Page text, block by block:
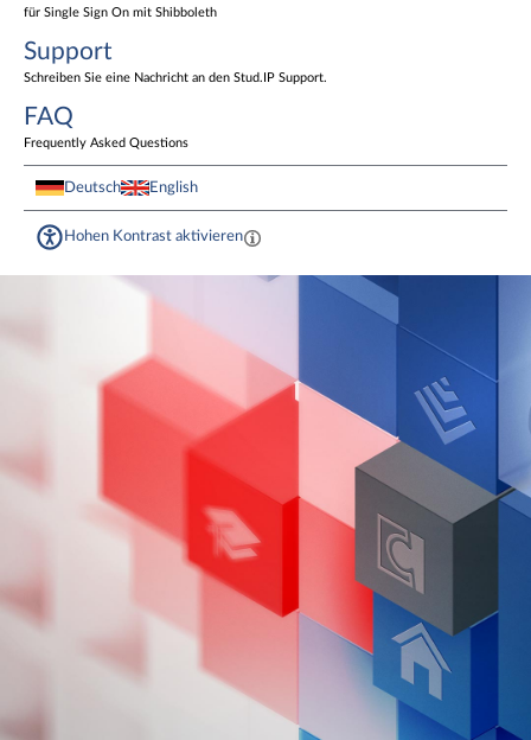
für Single Sign On mit Shibboleth
Support
Schreiben Sie eine Nachricht an den Stud.IP Support.
FAQ
Frequently Asked Questions
Deutsch English
Hohen Kontrast aktivieren